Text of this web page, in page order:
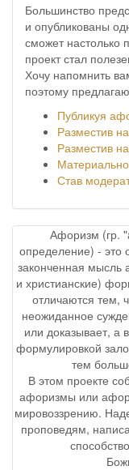
Большинство
и опубликованы
сможет настолько
проект стал
Хочу напомнить
поэтому
Публикуя
Разместив
Разместив
Материально
Став
Афоризм (гр.
определение) - это
законченная
и христианские)
отличаются тем,
неожиданное
или доказывает, а
формулировкой
тем
В этом проекте
афоризмы или
мировоззрению.
проповедям,